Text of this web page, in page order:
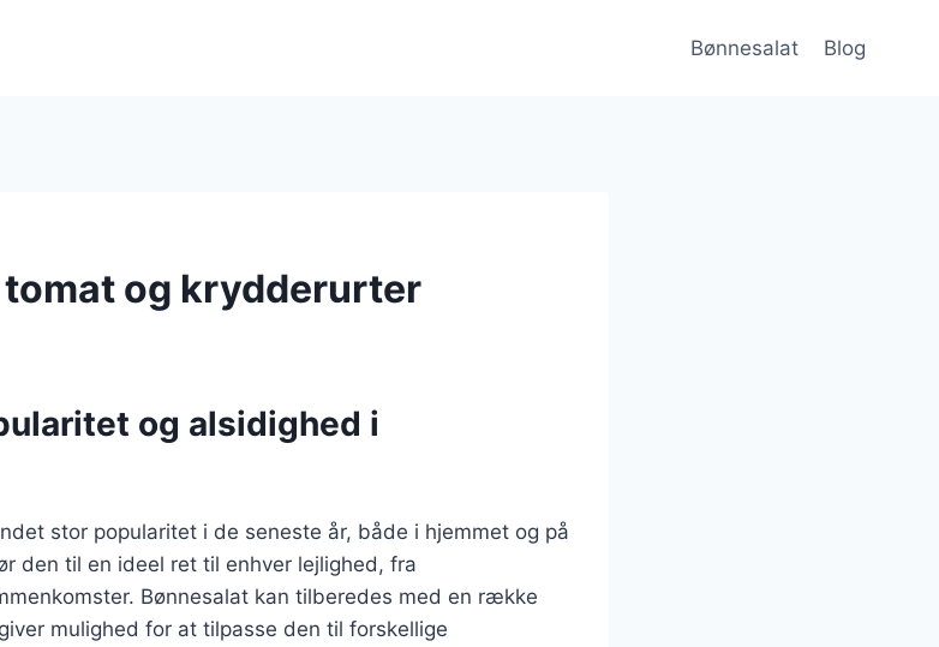
Bønnesalat Blog
og krydderurter
og alsidighed i
stor popularitet i de seneste år, både i hjemmet og på
den til en ideel ret til enhver lejlighed, fra
Bønnesalat kan tilberedes med en række
mulighed for at tilpasse den til forskellige